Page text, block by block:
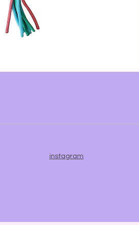
instagram